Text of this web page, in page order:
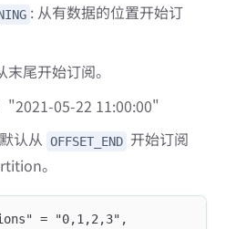
: 从有数据的位置开始订
末尾开始订阅。
"2021-05-22 11:00:00"
认从 OFFSET_END 开始订阅
。
= "0,1,2,3",